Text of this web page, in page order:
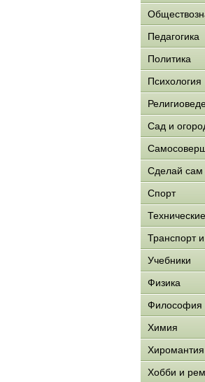
Педагогика
Политика
Психология
Сад и
Сделай сам
Спорт
Транспорт
Учебники
Физика
Философия
Химия
Хиромантия
Хобби и